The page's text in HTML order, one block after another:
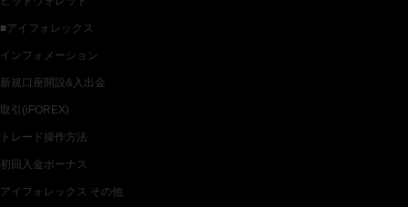
■アイフォレックス
インフォメーション
新規口座開設&入出金
取引(iFOREX)
トレード操作方法
初回入金ボーナス
アイフォレックス その他